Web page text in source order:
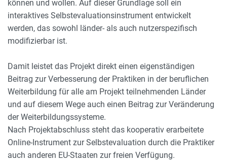
können und wollen. Auf dieser Grundlage soll ein
interaktives Selbstevaluationsinstrument entwickelt
werden, das sowohl länder- als auch nutzerspezifisch
modifizierbar ist.
Damit leistet das Projekt direkt einen eigenständigen
Beitrag zur Verbesserung der Praktiken in der beruflichen
Weiterbildung für alle am Projekt teilnehmenden Länder
und auf diesem Wege auch einen Beitrag zur Veränderung
der Weiterbildungssysteme.
Nach Projektabschluss steht das kooperativ erarbeitete
Online-Instrument zur Selbstevaluation durch die Praktiker
auch anderen EU-Staaten zur freien Verfügung.